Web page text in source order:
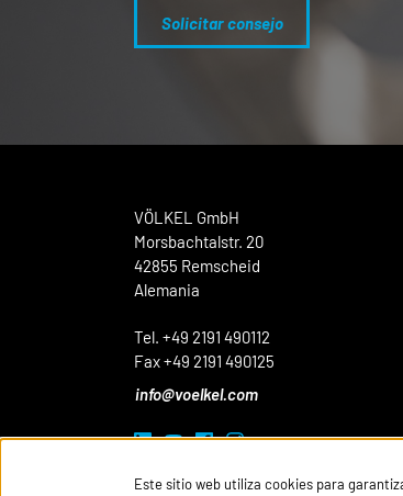
Solicitar consejo
VÖLKEL GmbH
Morsbachtalstr. 20
42855 Remscheid
Alemania
Tel. +49 2191 490112
Fax +49 2191 490125
info@voelkel.com
Este sitio web utiliza cookies para